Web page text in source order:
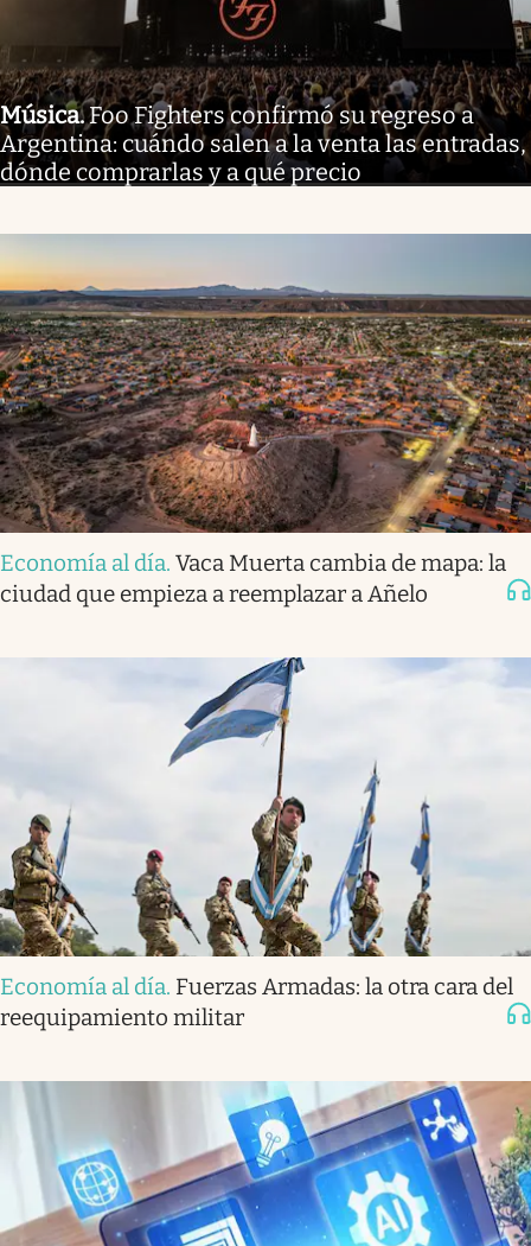
Música.Foo Fighters confirmó su regreso a
Argentina: cuándo salen a la venta las entradas,
dónde comprarlas y a qué precio
Economía al día. Vaca Muerta cambia de mapa: la
ciudad que empieza a reemplazar a Añelo
Economía al día. Fuerzas Armadas: la otra cara del
reequipamiento militar